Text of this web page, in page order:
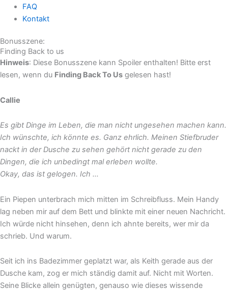
FAQ
Kontakt
Bonusszene:
Finding Back to us
Hinweis: Diese Bonusszene kann Spoiler enthalten! Bitte erst
lesen, wenn du Finding Back To Us gelesen hast!
Callie
Es gibt Dinge im Leben, die man nicht ungesehen machen kann.
Ich wünschte, ich könnte es. Ganz ehrlich. Meinen Stiefbruder
nackt in der Dusche zu sehen gehört nicht gerade zu den
Dingen, die ich unbedingt mal erleben wollte.
Okay, das ist gelogen. Ich …
Ein Piepen unterbrach mich mitten im Schreibfluss. Mein Handy
lag neben mir auf dem Bett und blinkte mit einer neuen Nachricht.
Ich würde nicht hinsehen, denn ich ahnte bereits, wer mir da
schrieb. Und warum.
Seit ich ins Badezimmer geplatzt war, als Keith gerade aus der
Dusche kam, zog er mich ständig damit auf. Nicht mit Worten.
Seine Blicke allein genügten, genauso wie dieses wissende